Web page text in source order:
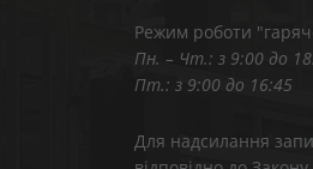
Режим роботи
Пн. – Чт.: з 9:00 до
Пт.: з 9:00 до 16:45
Для надсилання